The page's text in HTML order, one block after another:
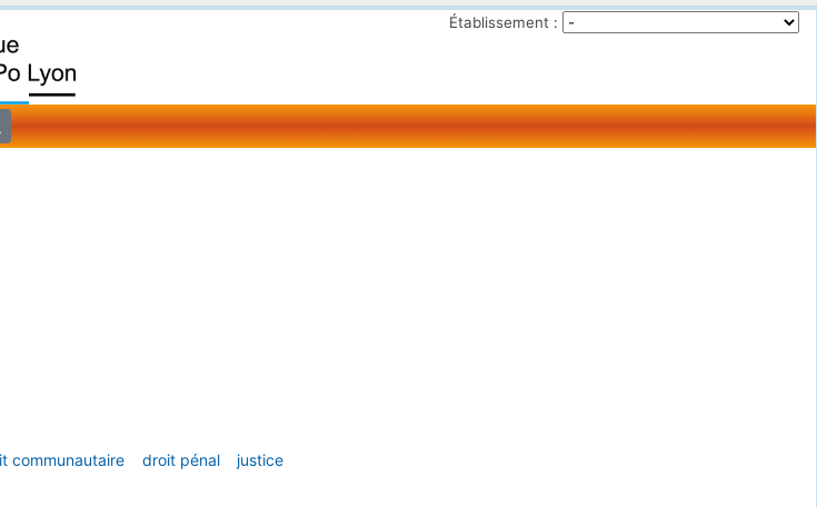
Établissement :
communautaire droit pénal justice